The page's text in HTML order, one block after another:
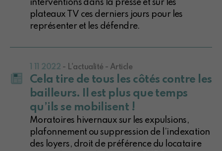
interventions dans la presse et sur les
plateaux TV ces derniers jours pour les
représenter et les défendre.
1 11 2022 - L'actualité - Article
Cela tire de tous les côtés contre les
bailleurs. Il est plus que temps
qu’ils se mobilisent !
Moratoires hivernaux sur les expulsions,
plafonnement ou suppression de l’indexation
des loyers, droit de préférence du locataire